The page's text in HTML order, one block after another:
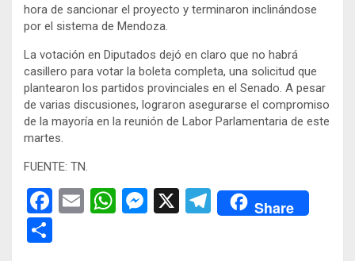
hora de sancionar el proyecto y terminaron inclinándose
por el sistema de Mendoza.
La votación en Diputados dejó en claro que no habrá
casillero para votar la boleta completa, una solicitud que
plantearon los partidos provinciales en el Senado. A pesar
de varias discusiones, lograron asegurarse el compromiso
de la mayoría en la reunión de Labor Parlamentaria de este
martes.
FUENTE: TN.
F
E
W
M
X
T
Share